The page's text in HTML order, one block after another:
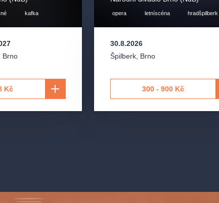
kafka
Brno
Kč
opera letníscéna hradšpilberk
30.8.2026
Špilberk, Brno
300 - 900 Kč